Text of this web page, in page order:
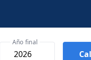
Año final